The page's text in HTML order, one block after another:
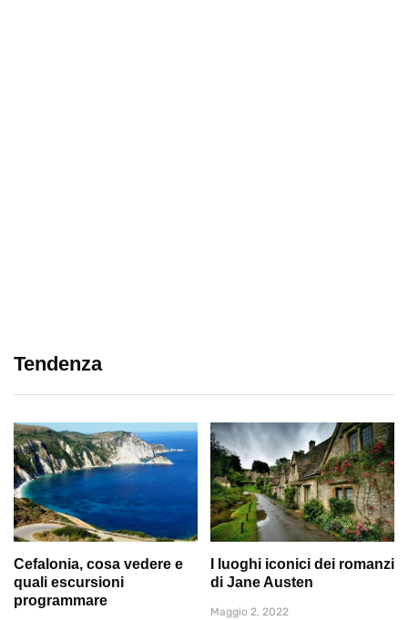
Tendenza
Cefalonia, cosa vedere e
quali escursioni
programmare
I luoghi iconici dei romanzi
di Jane Austen
Maggio 2, 2022